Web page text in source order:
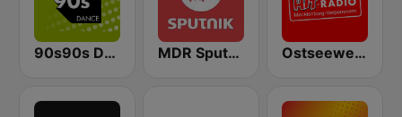
90s90s Dance MDR Sputnik Ostseewelle Hit-Radio 105.6